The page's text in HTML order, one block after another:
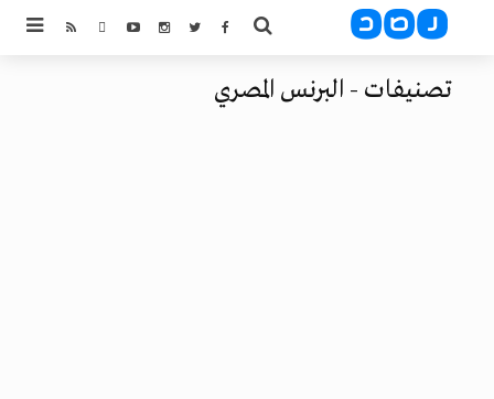
تصنيفات - البرنس المصري